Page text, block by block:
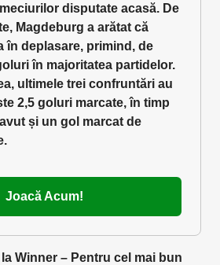
disputate acasă. De
Magdeburg a arătat că
în deplasare, primind, de
în majoritatea partidelor.
ultimele trei confruntări au
2,5 goluri marcate, în timp
și un gol marcat de
Joacă Acum!
la Winner – Pentru cel mai bun